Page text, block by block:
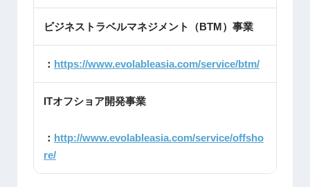
ビジネストラベルマネジメント（BTM）事業
： https://www.evolableasia.com/service/btm/
ITオフショア開発事業
： http://www.evolableasia.com/service/offsho
re/